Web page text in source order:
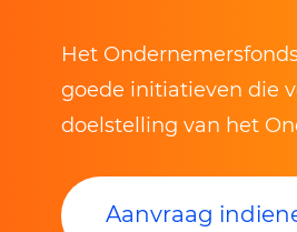
Het
goede initiatieven die
doelstelling van het
Aanvraag